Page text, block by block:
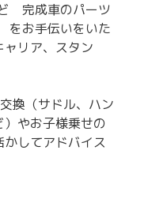
完成車のパーツ
お手伝いをいた
ャリア、スタン
換（サドル、ハン
やお子様乗せの
してアドバイス